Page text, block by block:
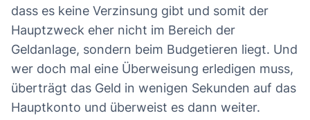
dass es keine Verzinsung gibt und somit der
Hauptzweck eher nicht im Bereich der
Geldanlage, sondern beim Budgetieren liegt. Und
wer doch mal eine Überweisung erledigen muss,
überträgt das Geld in wenigen Sekunden auf das
Hauptkonto und überweist es dann weiter.